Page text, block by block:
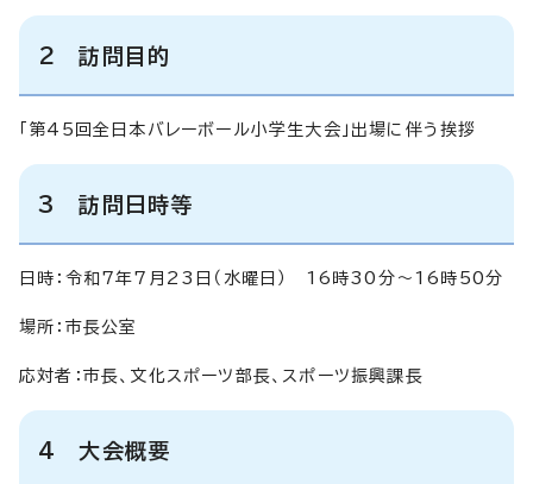
2 訪問目的
「第45回全日本バレーボール小学生大会」出場に伴う挨拶
3 訪問日時等
日時：令和7年7月23日（水曜日） 16時30分～16時50分
場所：市長公室
応対者：市長、文化スポーツ部長、スポーツ振興課長
4 大会概要